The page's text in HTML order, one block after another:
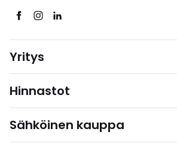
Yritys
Hinnastot
Sähköinen kauppa